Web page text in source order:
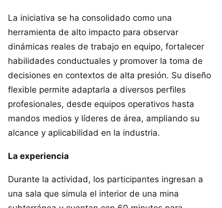
La iniciativa se ha consolidado como una
herramienta de alto impacto para observar
dinámicas reales de trabajo en equipo, fortalecer
habilidades conductuales y promover la toma de
decisiones en contextos de alta presión. Su diseño
flexible permite adaptarla a diversos perfiles
profesionales, desde equipos operativos hasta
mandos medios y líderes de área, ampliando su
alcance y aplicabilidad en la industria.
La experiencia
Durante la actividad, los participantes ingresan a
una sala que simula el interior de una mina